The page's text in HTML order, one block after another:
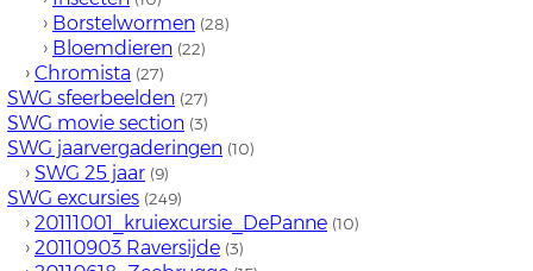
› Borstelwormen (28)
› Bloemdieren (22)
› Chromista (27)
SWG sfeerbeelden (27)
SWG movie section (3)
SWG jaarvergaderingen (10)
› SWG 25 jaar (9)
SWG excursies (249)
› 20111001_kruiexcursie_DePanne (10)
› 20110903 Raversijde (3)